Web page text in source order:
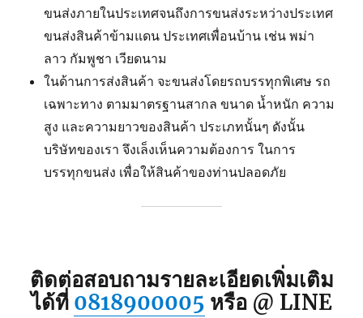
ขนส่งภายในประเทศจนถึงการขนส่งระหว่างประเทศ
ขนส่งสินค้าข้ามแดน ประเทศเพื่อนบ้าน เช่น พม่า
ลาว กัมพูชา เวียดนาม
ในด้านการส่งสินค้า จะขนส่งโดยรถบรรทุกพิเศษ รถ
เฉพาะทาง ตามมาตรฐานสากล ขนาด น้ำหนัก ความ
สูง และความยาวของสินค้า ประเภทนั้นๆ ดังนั้น
บริษัทของเรา จึงเล็งเห็นความต้องการ ในการ
บรรทุกขนส่ง เพื่อให้สินค้าของท่านปลอดภัย
ติดต่อสอบถามรายละเอียดเพิ่มเติม
ได้ที่ 0818900005 หรือ @ LINE